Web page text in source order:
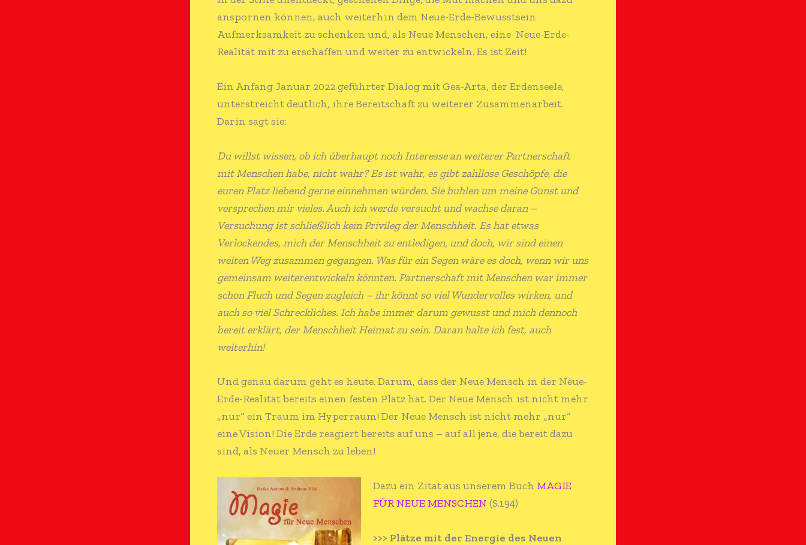
anspornen können, auch weiterhin dem Neue-Erde-Bewusstsein
Aufmerksamkeit zu schenken und, als Neue Menschen, eine Neue-Erde-
Realität mit zu erschaffen und weiter zu entwickeln. Es ist Zeit!
Ein Anfang Januar 2022 geführter Dialog mit Gea-Arta, der Erdenseele,
unterstreicht deutlich, ihre Bereitschaft zu weiterer Zusammenarbeit.
Darin sagt sie:
Du willst wissen, ob ich überhaupt noch Interesse an weiterer Partnerschaft
mit Menschen habe, nicht wahr? Es ist wahr, es gibt zahllose Geschöpfe, die
euren Platz liebend gerne einnehmen würden. Sie buhlen um meine Gunst und
versprechen mir vieles. Auch ich werde versucht und wachse daran –
Versuchung ist schließlich kein Privileg der Menschheit. Es hat etwas
Verlockendes, mich der Menschheit zu entledigen, und doch, wir sind einen
weiten Weg zusammen gegangen. Was für ein Segen wäre es doch, wenn wir uns
gemeinsam weiterentwickeln könnten. Partnerschaft mit Menschen war immer
schon Fluch und Segen zugleich – ihr könnt so viel Wundervolles wirken, und
auch so viel Schreckliches. Ich habe immer darum gewusst und mich dennoch
bereit erklärt, der Menschheit Heimat zu sein. Daran halte ich fest, auch
weiterhin!
Und genau darum geht es heute. Darum, dass der Neue Mensch in der Neue-
Erde-Realität bereits einen festen Platz hat. Der Neue Mensch ist nicht mehr
„nur“ ein Traum im Hyperraum! Der Neue Mensch ist nicht mehr „nur“
eine Vision! Die Erde reagiert bereits auf uns – auf all jene, die bereit dazu
sind, als Neuer Mensch zu leben!
Dazu ein Zitat aus unserem Buch MAGIE
FÜR NEUE MENSCHEN (S.194)
>>> Plätze mit der Energie des Neuen